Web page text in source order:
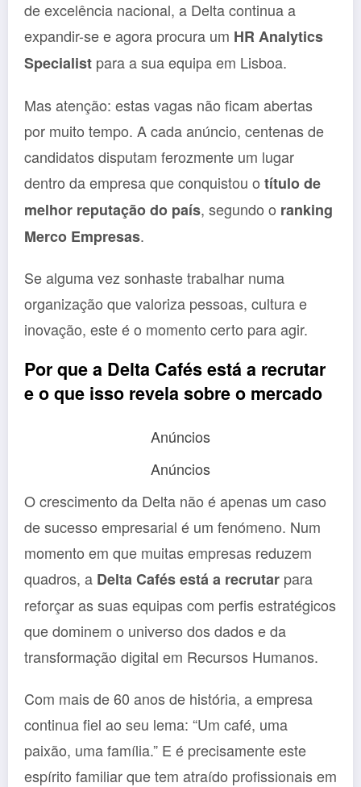
de excelência nacional, a Delta continua a
expandir-se e agora procura um HR Analytics
Specialist para a sua equipa em Lisboa.
Mas atenção: estas vagas não ficam abertas
por muito tempo. A cada anúncio, centenas de
candidatos disputam ferozmente um lugar
dentro da empresa que conquistou o título de
melhor reputação do país, segundo o ranking
Merco Empresas.
Se alguma vez sonhaste trabalhar numa
organização que valoriza pessoas, cultura e
inovação, este é o momento certo para agir.
Por que a Delta Cafés está a recrutar
e o que isso revela sobre o mercado
Anúncios
Anúncios
O crescimento da Delta não é apenas um caso
de sucesso empresarial é um fenómeno. Num
momento em que muitas empresas reduzem
quadros, a Delta Cafés está a recrutar para
reforçar as suas equipas com perfis estratégicos
que dominem o universo dos dados e da
transformação digital em Recursos Humanos.
Com mais de 60 anos de história, a empresa
continua fiel ao seu lema: “Um café, uma
paixão, uma família.” E é precisamente este
espírito familiar que tem atraído profissionais em